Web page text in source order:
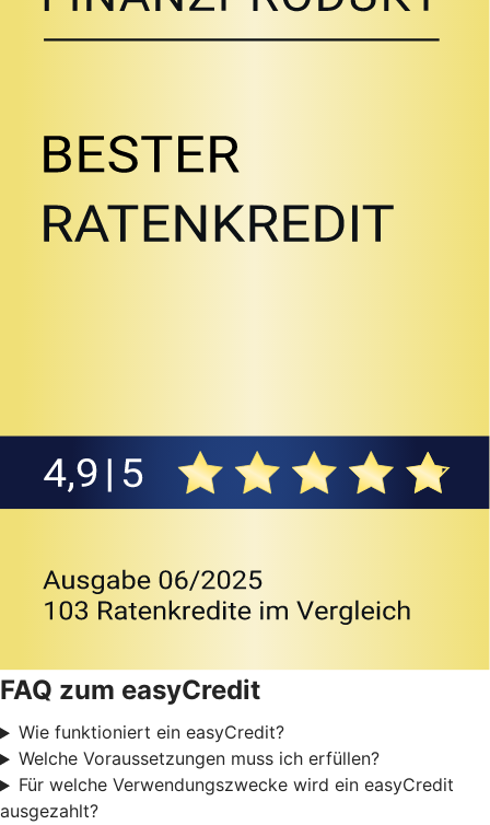
FAQ zum easyCredit
Wie funktioniert ein easyCredit?
Welche Voraussetzungen muss ich erfüllen?
Für welche Verwendungszwecke wird ein easyCredit
ausgezahlt?